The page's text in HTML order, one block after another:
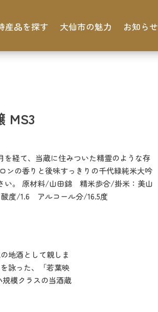
産品を探す 大仙市の魅力 お知らせ
MS3
を経て、当蔵に住みついた精霊のような存
ンの香りと後味すっきりの千代緑純米大吟
い。 原材料/山田錦 精米歩合/掛米：美山
度/1.6 アルコール分/16.5度
地酒として親しま
詠った、「若葉映
模クラスの当酒蔵